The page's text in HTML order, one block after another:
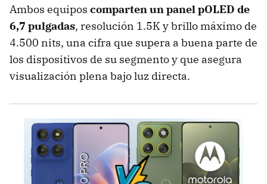
Ambos equipos comparten un panel pOLED de
6,7 pulgadas, resolución 1.5K y brillo máximo de
4.500 nits, una cifra que supera a buena parte de
los dispositivos de su segmento y que asegura
visualización plena bajo luz directa.